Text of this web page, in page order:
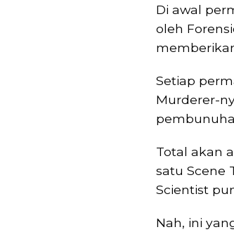
Di awal
oleh
Setiap
Murderer-
Total akan
satu Scene
Scientist
Nah, ini